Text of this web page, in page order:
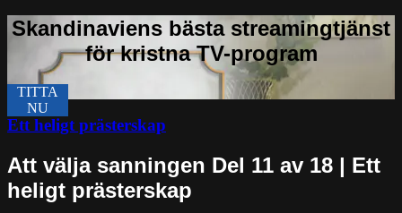
Ett heligt prästerskap
Att välja sanningen Del 11 av 18 | Ett
heligt prästerskap